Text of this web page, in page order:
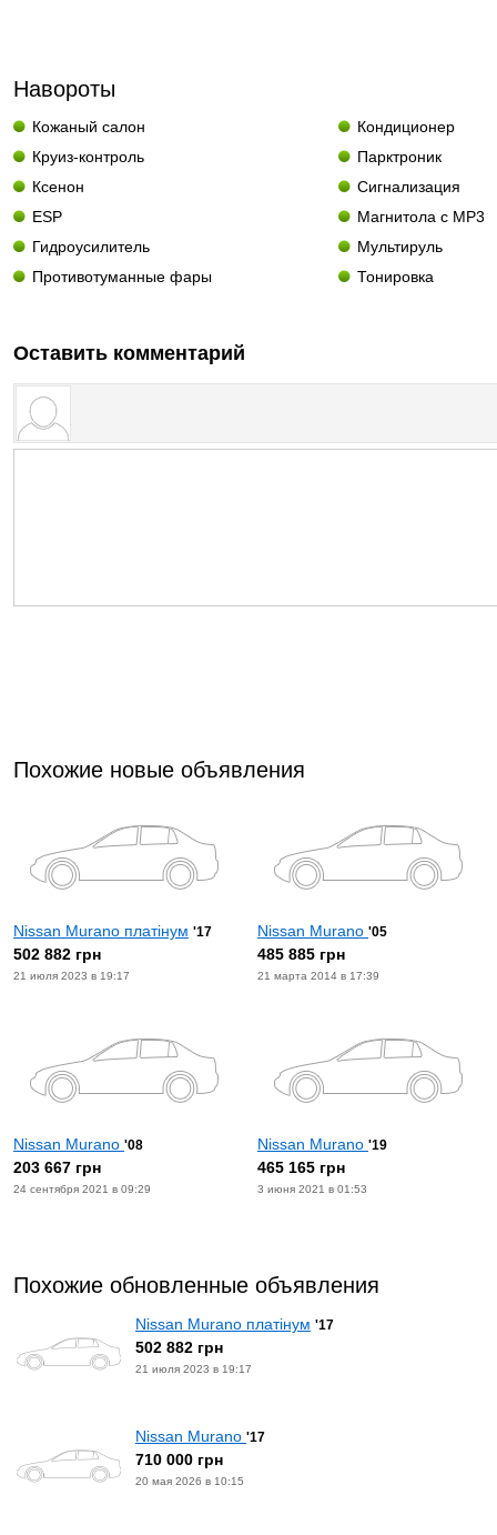
Навороты
Кожаный салон
Кондиционер
Круиз-контроль
Парктроник
Ксенон
Сигнализация
ESP
Магнитола с MP3
Гидроусилитель
Мультируль
Противотуманные фары
Тонировка
Оставить комментарий
Похожие новые объявления
Nissan Murano платінум '17
502 882 грн
21 июля 2023 в 19:17
Nissan Murano '05
485 885 грн
21 марта 2014 в 17:39
Nissan Murano '08
203 667 грн
24 сентября 2021 в 09:29
Nissan Murano '19
465 165 грн
3 июня 2021 в 01:53
Похожие обновленные объявления
Nissan Murano платінум '17
502 882 грн
21 июля 2023 в 19:17
Nissan Murano '17
710 000 грн
20 мая 2026 в 10:15